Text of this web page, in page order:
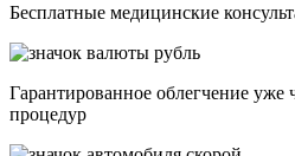
Бесплатные медицинские
Гарантированное облегчение уже
процедур